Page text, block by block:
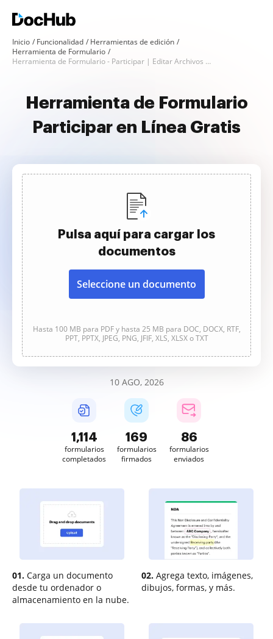
Inicio Funcionalidad
Herramientas de edición
Herramienta de Formulario
Herramienta de Formulario - Participar | Editar Archivos en Línea
Herramienta de Formulario
Participar en Línea Gratis
Pulsa aquí para cargar los
documentos
Seleccione un documento
Hasta 100 MB para PDF y hasta 25 MB para DOC, DOCX, RTF,
PPT, PPTX, JPEG, PNG, JFIF, XLS, XLSX o TXT
10 AGO, 2026
1,114
formularios
completados
169
formularios
firmados
86
formularios
enviados
01. Carga un documento
desde tu ordenador o
almacenamiento en la nube.
02. Agrega texto, imágenes,
dibujos, formas, y más.